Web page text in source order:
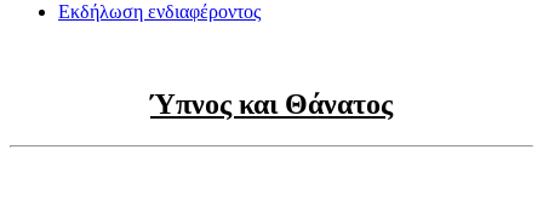
Εκδήλωση ενδιαφέροντος
Ύπνος και Θάνατος